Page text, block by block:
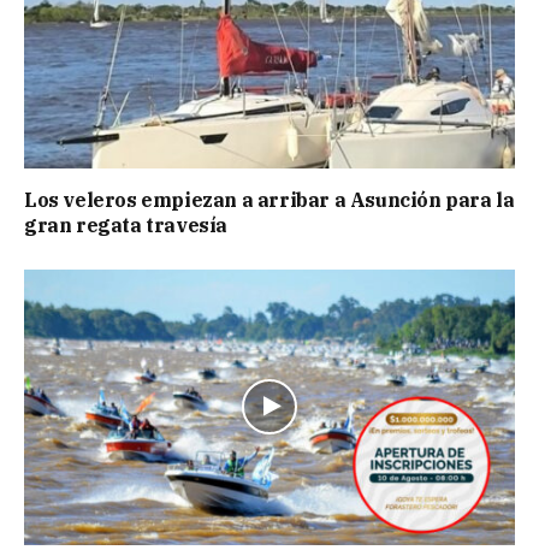
Los veleros empiezan a arribar a Asunción para la
gran regata travesía